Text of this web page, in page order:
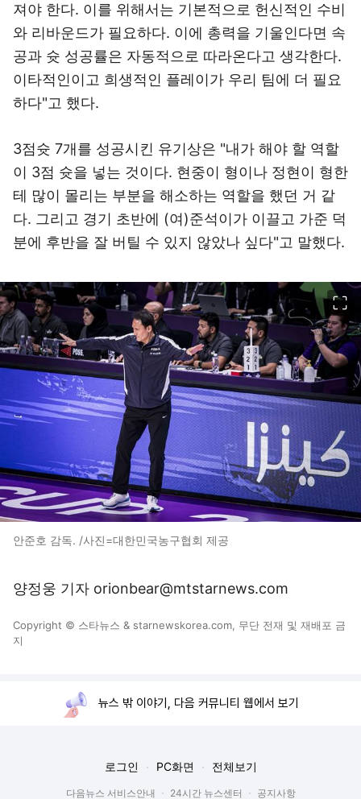
져야 한다. 이를 위해서는 기본적으로 헌신적인 수비
와 리바운드가 필요하다. 이에 총력을 기울인다면 속
공과 슛 성공률은 자동적으로 따라온다고 생각한다.
이타적인이고 희생적인 플레이가 우리 팀에 더 필요
하다"고 했다.
3점슛 7개를 성공시킨 유기상은 "내가 해야 할 역할
이 3점 슛을 넣는 것이다. 현중이 형이나 정현이 형한
테 많이 몰리는 부분을 해소하는 역할을 했던 거 같
다. 그리고 경기 초반에 (여)준석이가 이끌고 가준 덕
분에 후반을 잘 버틸 수 있지 않았나 싶다"고 말했다.
안준호 감독. /사진=대한민국농구협회 제공
양정웅 기자 orionbear@mtstarnews.com
Copyright © 스타뉴스 & starnewskorea.com, 무단 전재 및 재배포 금
지
뉴스 밖 이야기, 다음 커뮤니티 웹에서 보기
로그인 PC화면 전체보기
다음뉴스 서비스안내 24시간 뉴스센터 공지사항